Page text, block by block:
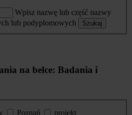
Wpisz nazwę lub część nazwy
lub podyplomowych
Szukaj
na belce: Badania i
Poznań
projekt